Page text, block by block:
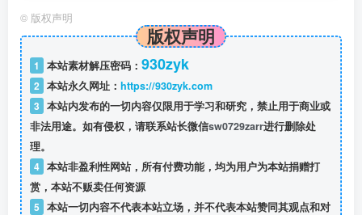
© 版权声明
版权声明
1 本站素材解压密码： 930zyk
2 本站永久网址： https://930zyk.com
3 本站内发布的一切内容仅限用于学习和研究，禁止用于商业或
非法用途。如有侵权，请联系站长微信sw0729zarr进行删除处
理。
4 本站非盈利性网站，所有付费功能，均为用户为本站捐赠打
赏，本站不贩卖任何资源
5 本站一切内容不代表本站立场，并不代表本站赞同其观点和对